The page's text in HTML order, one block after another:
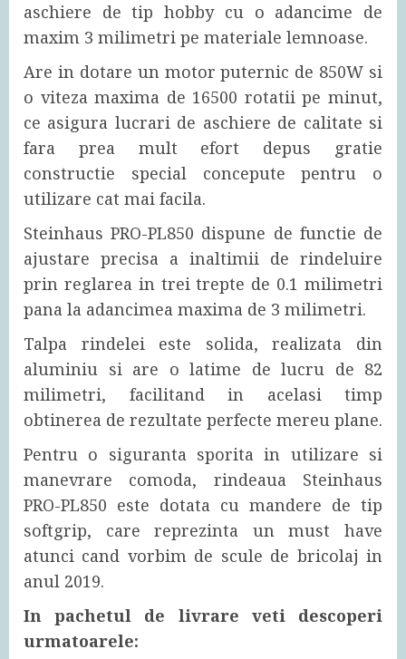
aschiere de tip hobby cu o adancime de
maxim 3 milimetri pe materiale lemnoase.
Are in dotare un motor puternic de 850W si
o viteza maxima de 16500 rotatii pe minut,
ce asigura lucrari de aschiere de calitate si
fara prea mult efort depus gratie
constructie special concepute pentru o
utilizare cat mai facila.
Steinhaus PRO-PL850 dispune de functie de
ajustare precisa a inaltimii de rindeluire
prin reglarea in trei trepte de 0.1 milimetri
pana la adancimea maxima de 3 milimetri.
Talpa rindelei este solida, realizata din
aluminiu si are o latime de lucru de 82
milimetri, facilitand in acelasi timp
obtinerea de rezultate perfecte mereu plane.
Pentru o siguranta sporita in utilizare si
manevrare comoda, rindeaua Steinhaus
PRO-PL850 este dotata cu mandere de tip
softgrip, care reprezinta un must have
atunci cand vorbim de scule de bricolaj in
anul 2019.
In pachetul de livrare veti descoperi
urmatoarele: